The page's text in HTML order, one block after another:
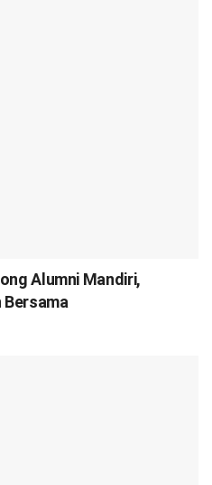
Alumni Mandiri,